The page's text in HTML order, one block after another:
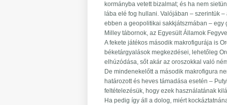
kormányba vetett bizalmat; és ha nem
lába elé fog hullani. Valójában – szerintük
ebben a geopolitikai sakkjátszmában –
Milley tábornok, az Egyesült Államok
A fekete játékos második makrofigurája is
béketárgyalások megkezdései, lehetőleg
elhúzódása, sőt akár az oroszokkal való
De mindenekelőtt a második makrofigura
határozott és heves támadása esetén –
feltételezésük, hogy ezek használatának
Ha pedig így áll a dolog, miért